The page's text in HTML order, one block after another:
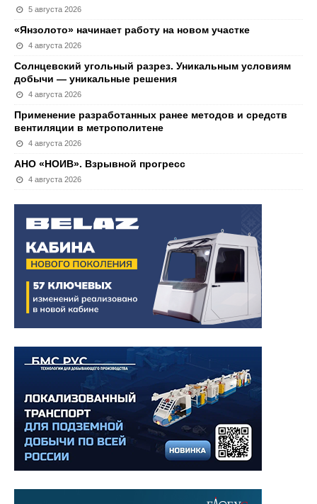
5 августа 2026
«Янзолото» начинает работу на новом участке
4 августа 2026
Солнцевский угольный разрез. Уникальным условиям
добычи — уникальные решения
4 августа 2026
Применение разработанных ранее методов и средств
вентиляции в метрополитене
4 августа 2026
АНО «НОИВ». Взрывной прогресс
4 августа 2026